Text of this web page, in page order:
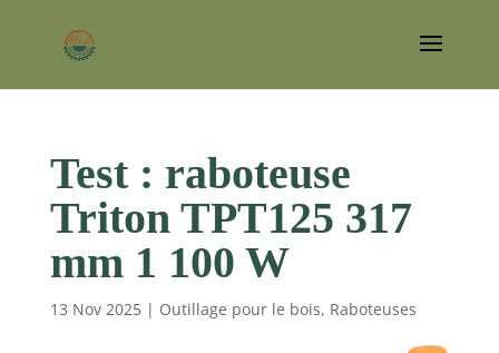
Test : raboteuse
Triton TPT125 317
mm 1 100 W
13 Nov 2025| Outillage pour le bois, Raboteuses